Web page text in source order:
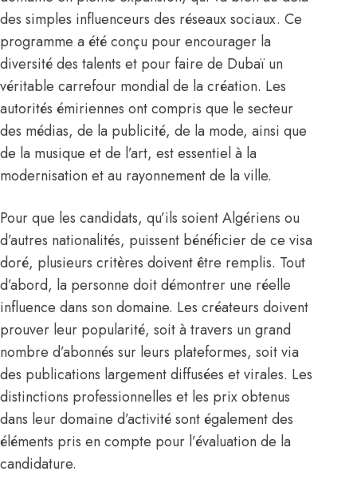
des simples influenceurs des réseaux sociaux. Ce
programme a été conçu pour encourager la
diversité des talents et pour faire de Dubaï un
véritable carrefour mondial de la création. Les
autorités émiriennes ont compris que le secteur
des médias, de la publicité, de la mode, ainsi que
de la musique et de l’art, est essentiel à la
modernisation et au rayonnement de la ville.
Pour que les candidats, qu’ils soient Algériens ou
d’autres nationalités, puissent bénéficier de ce visa
doré, plusieurs critères doivent être remplis. Tout
d’abord, la personne doit démontrer une réelle
influence dans son domaine. Les créateurs doivent
prouver leur popularité, soit à travers un grand
nombre d’abonnés sur leurs plateformes, soit via
des publications largement diffusées et virales. Les
distinctions professionnelles et les prix obtenus
dans leur domaine d’activité sont également des
éléments pris en compte pour l’évaluation de la
candidature.